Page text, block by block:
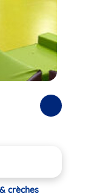
Photos
suivantes
crèches